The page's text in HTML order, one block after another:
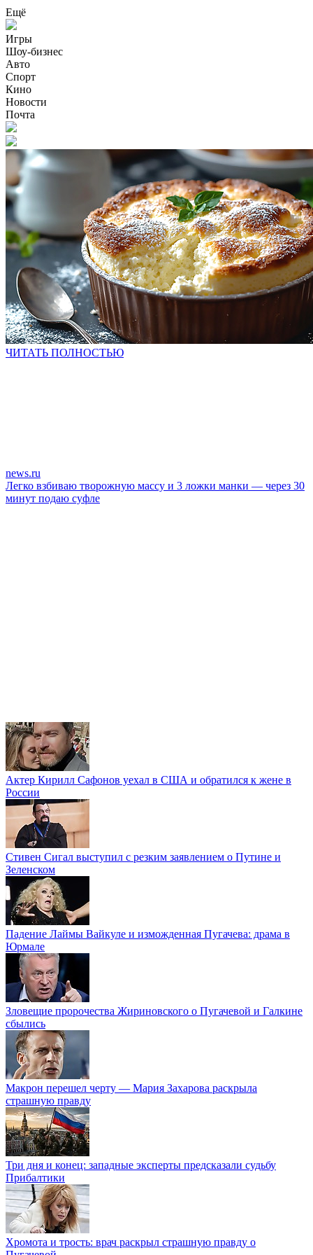
Ещё
Игры
Шоу-бизнес
Авто
Спорт
Кино
Новости
Почта
ЧИТАТЬ ПОЛНОСТЬЮ
news.ru
Легко взбиваю творожную массу и 3 ложки манки — через 30
минут подаю суфле
Актер Кирилл Сафонов уехал в США и обратился к жене в
России
Стивен Сигал выступил с резким заявлением о Путине и
Зеленском
Падение Лаймы Вайкуле и изможденная Пугачева: драма в
Юрмале
Зловещие пророчества Жириновского о Пугачевой и Галкине
сбылись
Макрон перешел черту — Мария Захарова раскрыла
страшную правду
Три дня и конец: западные эксперты предсказали судьбу
Прибалтики
Хромота и трость: врач раскрыл страшную правду о